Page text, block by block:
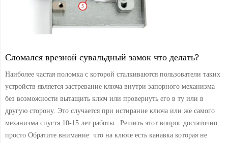
Сломался врезной сувальдный замок что делать?
Наиболее частая поломка с которой сталкиваются пользователи таких
устройств является застревание ключа внутри запорного механизма
без возможности вытащить ключ или провернуть его в ту или в
другую сторону. Это случается при истирание ключа или же самого
механизма спустя 10-15 лет работы. Решить этот вопрос достаточно
просто Обратите внимание что на ключе есть канавка которая не